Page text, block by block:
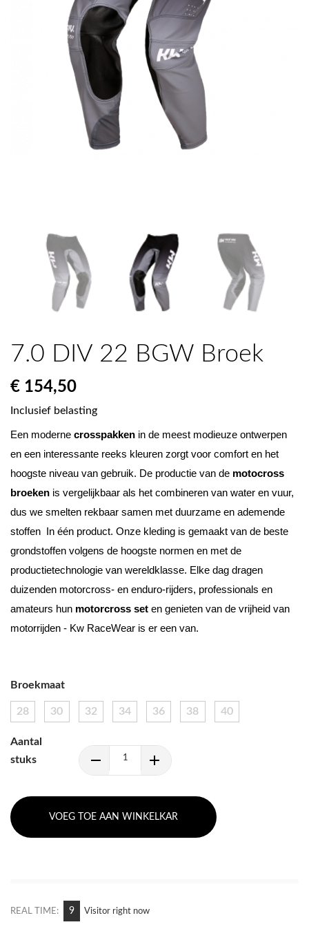
7.0 DIV 22 BGW Broek
€ 154,50
Inclusief belasting
Een moderne crosspakken in de meest modieuze ontwerpen
en een interessante reeks kleuren zorgt voor comfort en het
hoogste niveau van gebruik. De productie van de motocross
broeken is vergelijkbaar als het combineren van water en vuur,
dus we smelten rekbaar samen met duurzame en ademende
stoffen  In één product. Onze kleding is gemaakt van de beste
grondstoffen volgens de hoogste normen en met de
productietechnologie van wereldklasse. Elke dag dragen
duizenden motorcross- en enduro-rijders, professionals en
amateurs hun motorcross set en genieten van de vrijheid van
motorrijden - Kw RaceWear is er een van.
Broekmaat
28 30 32 34 36 38 40
Aantal
stuks
VOEG TOE AAN WINKELKAR
REAL TIME: 11 Visitor right now